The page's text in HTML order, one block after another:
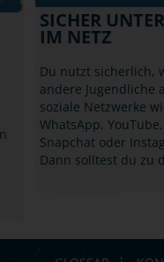
SICHER
IM NETZ
Du nutzt sicherlich,
andere Jugendliche
soziale Netzwerke
WhatsApp, YouTube,
Snapchat oder
Dann solltest du zu